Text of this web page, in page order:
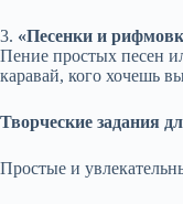
3. «Песенки и
Пение простых песен
каравай, кого хочешь
Творческие задания
Простые и